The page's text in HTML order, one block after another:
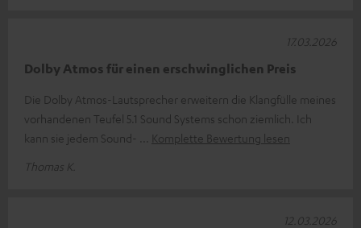
Dolby Atmos für einen erschwinglichen Preis
Die Dolby Atmos-Lautsprecher erweitern die Klangfülle meines
vorhandenen Teufel 5.1 Sound Systems schon ziemlich. Ich
kann sie jedem Sound-
Komplette Bewertung lesen
Thomas K.
17.03.2026
12.03.2026